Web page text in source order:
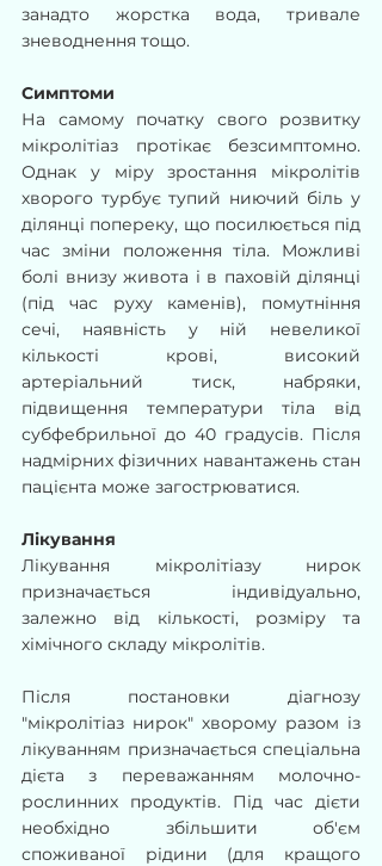
занадто жорстка вода, тривале
зневоднення тощо.
Симптоми
На самому початку свого розвитку
мікролітіаз протікає безсимптомно.
Однак у міру зростання мікролітів
хворого турбує тупий ниючий біль у
ділянці попереку, що посилюється під
час зміни положення тіла. Можливі
болі внизу живота і в паховій ділянці
(під час руху каменів), помутніння
сечі, наявність у ній невеликої
кількості крові, високий
артеріальний тиск, набряки,
підвищення температури тіла від
субфебрильної до 40 градусів. Після
надмірних фізичних навантажень стан
пацієнта може загострюватися.
Лікування
Лікування мікролітіазу нирок
призначається індивідуально,
залежно від кількості, розміру та
хімічного складу мікролітів.
Після постановки діагнозу
"мікролітіаз нирок" хворому разом із
лікуванням призначається спеціальна
дієта з переважанням молочно-
рослинних продуктів. Під час дієти
необхідно збільшити об'єм
споживаної рідини (для кращого